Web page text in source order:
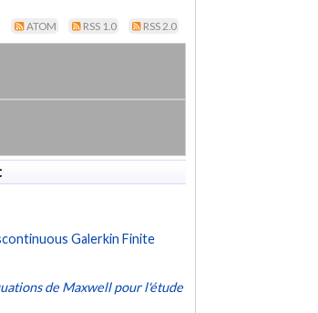
ATOM RSS 1.0 RSS 2.0
Galerkin Finite
de Maxwell pour l'étude